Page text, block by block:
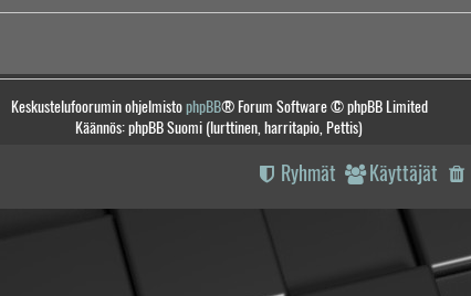
Keskustelufoorumin ohjelmistophpBB® Forum Software © phpBB Limited
Käännös: phpBB Suomi (lurttinen, harritapio, Pettis)
Käyttäjät
Ryhmät